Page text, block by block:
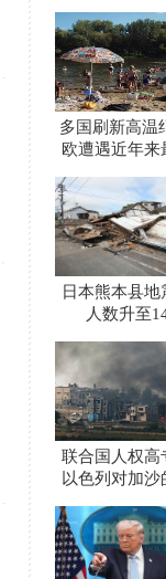
多国刷新高温
欧遭遇近年来
日本熊本县地
人数升至
联合国人权高
以色列对加沙